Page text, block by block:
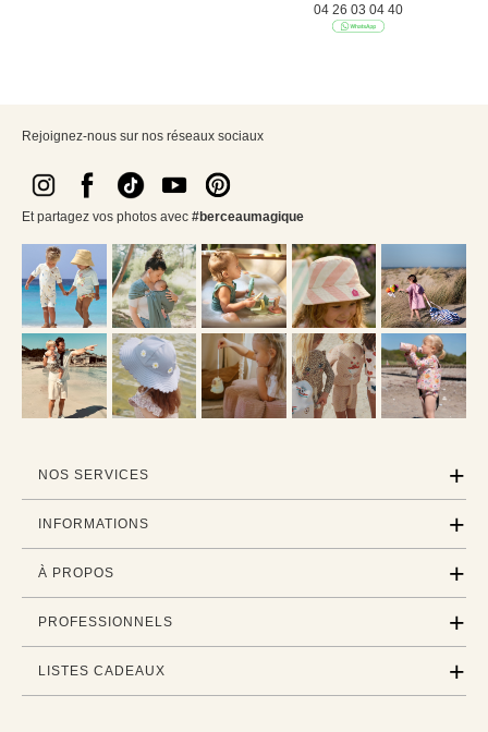
04 26 03 04 40
Rejoignez-nous sur nos réseaux sociaux
Et partagez vos photos avec #berceaumagique
NOS SERVICES
INFORMATIONS
À PROPOS
PROFESSIONNELS
LISTES CADEAUX